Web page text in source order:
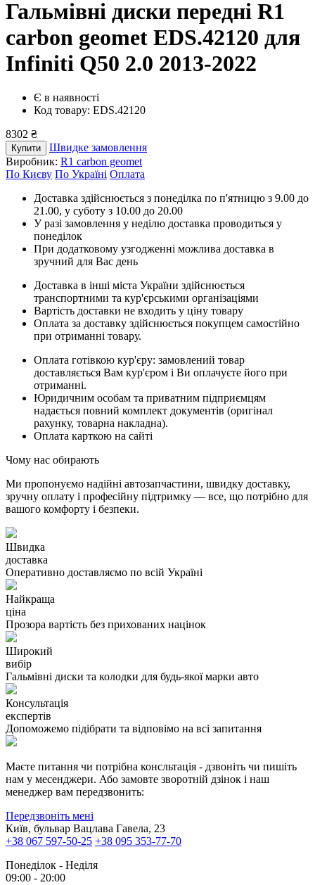
Гальмівні диски передні R1
carbon geomet EDS.42120 для
Infiniti Q50 2.0 2013-2022
Є в наявності
Код товару: EDS.42120
8302 ₴
Купити
Швидке замовлення
Виробник: R1 carbon geomet
По Києву По Україні Оплата
Доставка здійснюється з понеділка по п'ятницю з 9.00 до
21.00, у суботу з 10.00 до 20.00
У разі замовлення у неділю доставка проводиться у
понеділок
При додатковому узгодженні можлива доставка в
зручний для Вас день
Доставка в інші міста України здійснюється
транспортними та кур'єрськими організаціями
Вартість доставки не входить у ціну товару
Оплата за доставку здійснюється покупцем самостійно
при отриманні товару.
Оплата готівкою кур'єру: замовлений товар
доставляється Вам кур'єром і Ви оплачуєте його при
отриманні.
Юридичним особам та приватним підприємцям
надається повний комплект документів (оригінал
рахунку, товарна накладна).
Оплата карткою на сайті
Чому нас обирають
Ми пропонуємо надійні автозапчастини, швидку доставку,
зручну оплату і професійну підтримку — все, що потрібно для
вашого комфорту і безпеки.
Швидка
доставка
Оперативно доставляємо по всій Україні
Найкраща
ціна
Прозора вартість без прихованих націнок
Широкий
вибір
Гальмівні диски та колодки для будь-якої марки авто
Консультація
експертів
Допоможемо підібрати та відповімо на всі запитання
Маєте питання чи потрібна консльтація - дзвоніть чи пишіть
нам у месенджери. Або замовте зворотній дзінок і наш
менеджер вам передзвонить:
Передзвоніть мені
Київ, бульвар Вацлава Гавела, 23
+38 067 597-50-25 +38 095 353-77-70
Понеділок - Неділя
09:00 - 20:00